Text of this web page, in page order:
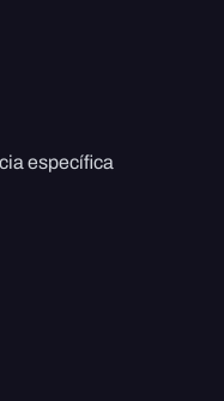
específica